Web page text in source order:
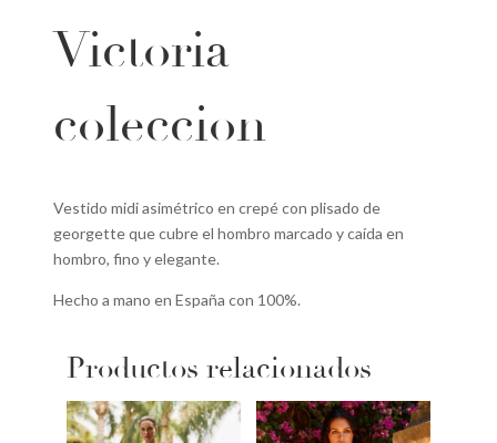
Victoria
coleccion
Vestido midi asimétrico en crepé con plisado de
georgette que cubre el hombro marcado y caída en
hombro, fino y elegante.
Hecho a mano en España con 100%.
Productos relacionados